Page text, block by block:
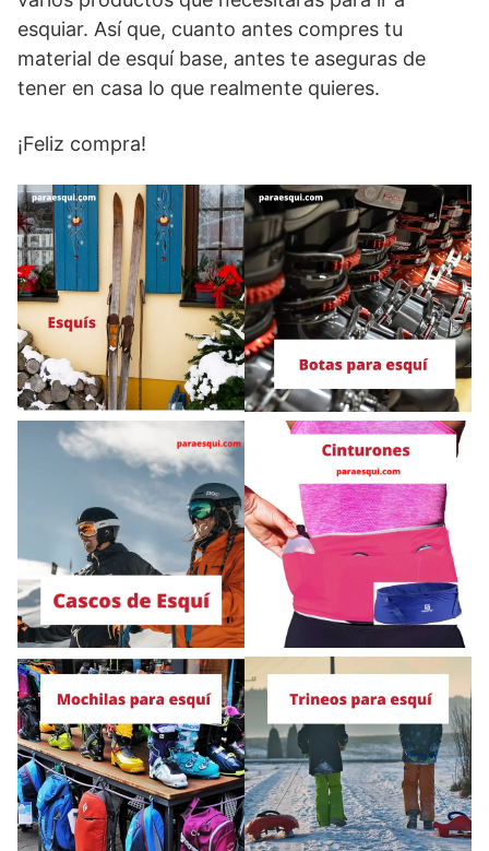
esquiar. Así que, cuanto antes compres tu
material de esquí base, antes te aseguras de
tener en casa lo que realmente quieres.
¡Feliz compra!